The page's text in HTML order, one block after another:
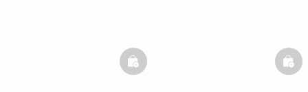
basketfull